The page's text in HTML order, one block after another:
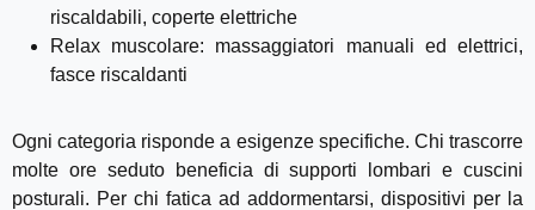
riscaldabili, coperte elettriche
Relax muscolare: massaggiatori manuali ed elettrici,
fasce riscaldanti
Ogni categoria risponde a esigenze specifiche. Chi trascorre
molte ore seduto beneficia di supporti lombari e cuscini
posturali. Per chi fatica ad addormentarsi, dispositivi per la